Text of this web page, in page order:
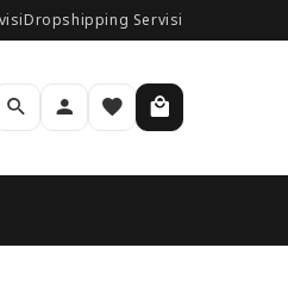
Dropshipping Servisi